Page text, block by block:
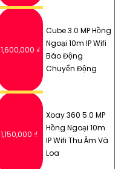
1,600,000 ₫
Cube 3.0 MP Hồng
Ngoại 10m IP Wifi
Báo Động
Chuyển Động
1,150,000 ₫
Xoay 360 5.0 MP
Hồng Ngoại 10m
IP Wifi Thu Âm Và
Loa